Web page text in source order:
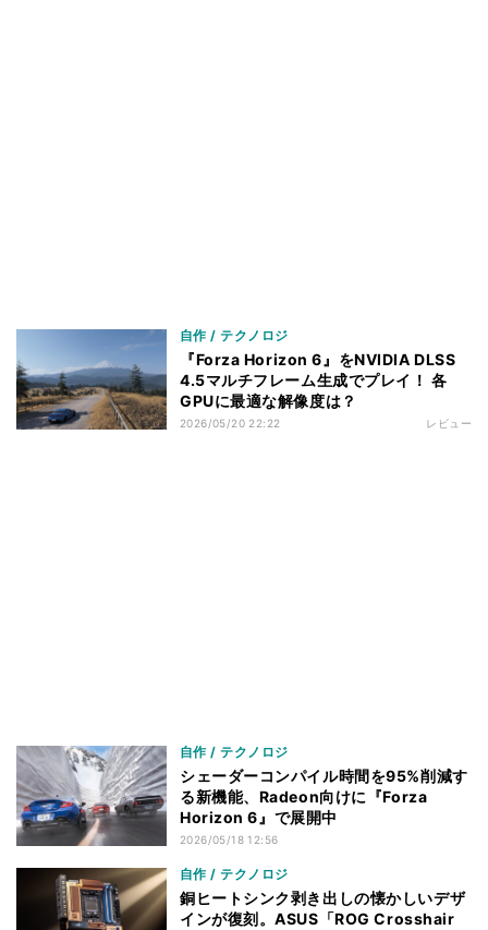
自作 / テクノロジ
『Forza Horizon 6』をNVIDIA DLSS
4.5マルチフレーム生成でプレイ！ 各
GPUに最適な解像度は？
2026/05/20 22:22 レビュー
自作 / テクノロジ
シェーダーコンパイル時間を95%削減す
る新機能、Radeon向けに『Forza
Horizon 6』で展開中
2026/05/18 12:56
自作 / テクノロジ
銅ヒートシンク剥き出しの懐かしいデザ
インが復刻。ASUS「ROG Crosshair